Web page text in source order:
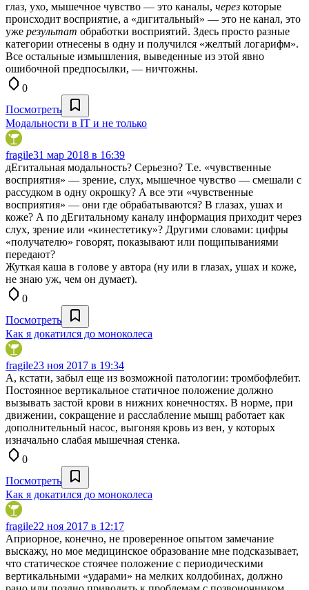
глаз, ухо, мышечное чувство — это каналы, через которые
происходит восприятие, а «дигитальный» — это не канал, это
уже результат обработки восприятий. Здесь просто разные
категории отнесены в одну и получился «желтый логарифм».
Все остальные измышления, выведенные из этой явно
ошибочной предпосылки, — ничтожны.
0
Посмотреть
Модальности в IT и не только
fragile31 мар 2018 в 16:39
дЕгитальная модальность? Серьезно? Т.е. «чувственные
восприятия» — зрение, слух, мышечное чувство — смешали с
рассудком в одну окрошку? А все эти «чувственные
восприятия» — они где обрабатываются? В глазах, ушах и
коже? А по дЕгитальному каналу информация приходит через
слух, зрение или «кинестетику»? Другими словами: цифры
«получателю» говорят, показывают или пощипываниями
передают?
Жуткая каша в голове у автора (ну или в глазах, ушах и коже,
не знаю уж, чем он думает).
0
Посмотреть
Как я докатился до моноколеса
fragile23 ноя 2017 в 19:34
А, кстати, забыл еще из возможной патологии: тромбофлебит.
Постоянное вертикальное статичное положение должно
вызывать застой крови в нижних конечностях. В норме, при
движении, сокращение и расслабление мышц работает как
дополнительный насос, выгоняя кровь из вен, у которых
изначально слабая мышечная стенка.
0
Посмотреть
Как я докатился до моноколеса
fragile22 ноя 2017 в 12:17
Априорное, конечно, не проверенное опытом замечание
выскажу, но мое медицинское образование мне подсказывает,
что статическое стоячее положение с периодическими
вертикальными «ударами» на мелких колдобинах, должно